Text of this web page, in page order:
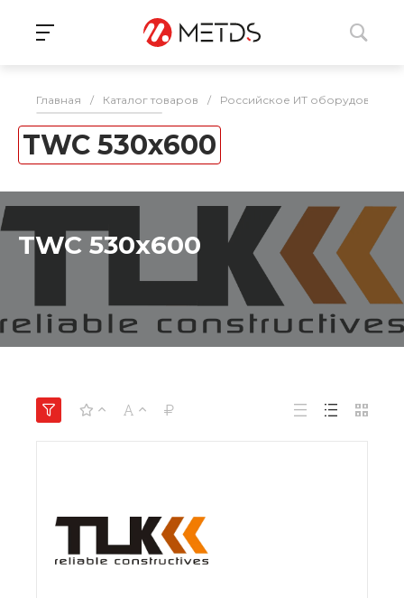
Главная / Каталог товаров / Российское ИТ оборудование
TWC 530x600
TWC 530x600